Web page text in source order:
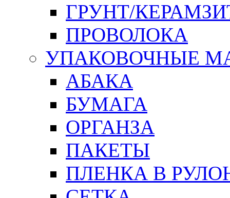
ГРУНТ/
ПРОВОЛОКА
УПАКОВОЧНЫЕ
АБАКА
БУМАГА
ОРГАНЗА
ПАКЕТЫ
ПЛЕНКА В